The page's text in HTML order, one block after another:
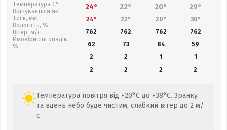
Температура С°
Відчувається як
Тиск, мм
Вологість, %
Вітер, м/с
Ймовірність опадів,
%
24° 22° 20° 29°
24° 22° 20° 30°
762
762 762 762
62
73 84 59
2
2 1
1
2
2 2 2
Температура повітря від +20°C до +38°C. Зранку
та вдень небо буде чистим, слабкий вітер до 2 м/
с.